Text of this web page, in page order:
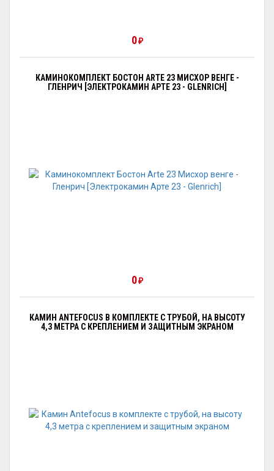
0₽
КАМИНОКОМПЛЕКТ БОСТОН ARTE 23 МИСХОР ВЕНГЕ -
ГЛЕНРИЧ [ЭЛЕКТРОКАМИН АРТЕ 23 - GLENRICH]
0₽
КАМИН ANTEFOCUS В КОМПЛЕКТЕ С ТРУБОЙ, НА ВЫСОТУ
4,3 МЕТРА С КРЕПЛЕНИЕМ И ЗАЩИТНЫМ ЭКРАНОМ